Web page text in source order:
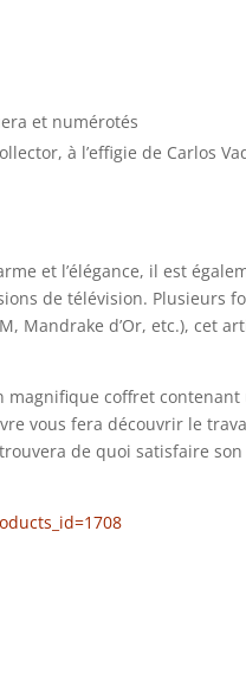
et numérotés
à l’effigie de Carlos
et l’élégance, il est
de télévision. Plusieurs
Mandrake d’Or, etc.), cet
magnifique coffret
vous fera découvrir le
de quoi satisfaire